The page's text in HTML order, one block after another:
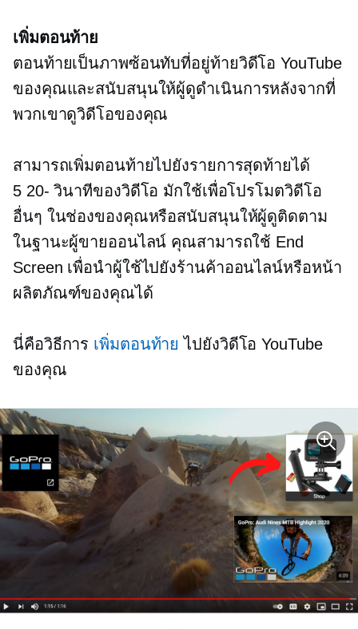
เพิ่มตอนท้าย
ตอนท้ายเป็นภาพซ้อนทับที่อยู่ท้ายวิดีโอ YouTube
ของคุณและสนับสนุนให้ผู้ดูดำเนินการหลังจากที่
พวกเขาดูวิดีโอของคุณ
สามารถเพิ่มตอนท้ายไปยังรายการสุดท้ายได้
5 20- วินาทีของวิดีโอ มักใช้เพื่อโปรโมตวิดีโอ
อื่นๆ ในช่องของคุณหรือสนับสนุนให้ผู้ดูติดตาม
ในฐานะผู้ขายออนไลน์ คุณสามารถใช้ End
Screen เพื่อนำผู้ใช้ไปยังร้านค้าออนไลน์หรือหน้า
ผลิตภัณฑ์ของคุณได้
นี่คือวิธีการ เพิ่มตอนท้าย ไปยังวิดีโอ YouTube
ของคุณ